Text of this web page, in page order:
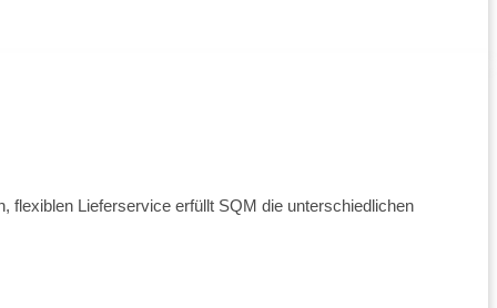
flexiblen Lieferservice erfüllt SQM die unterschiedlichen